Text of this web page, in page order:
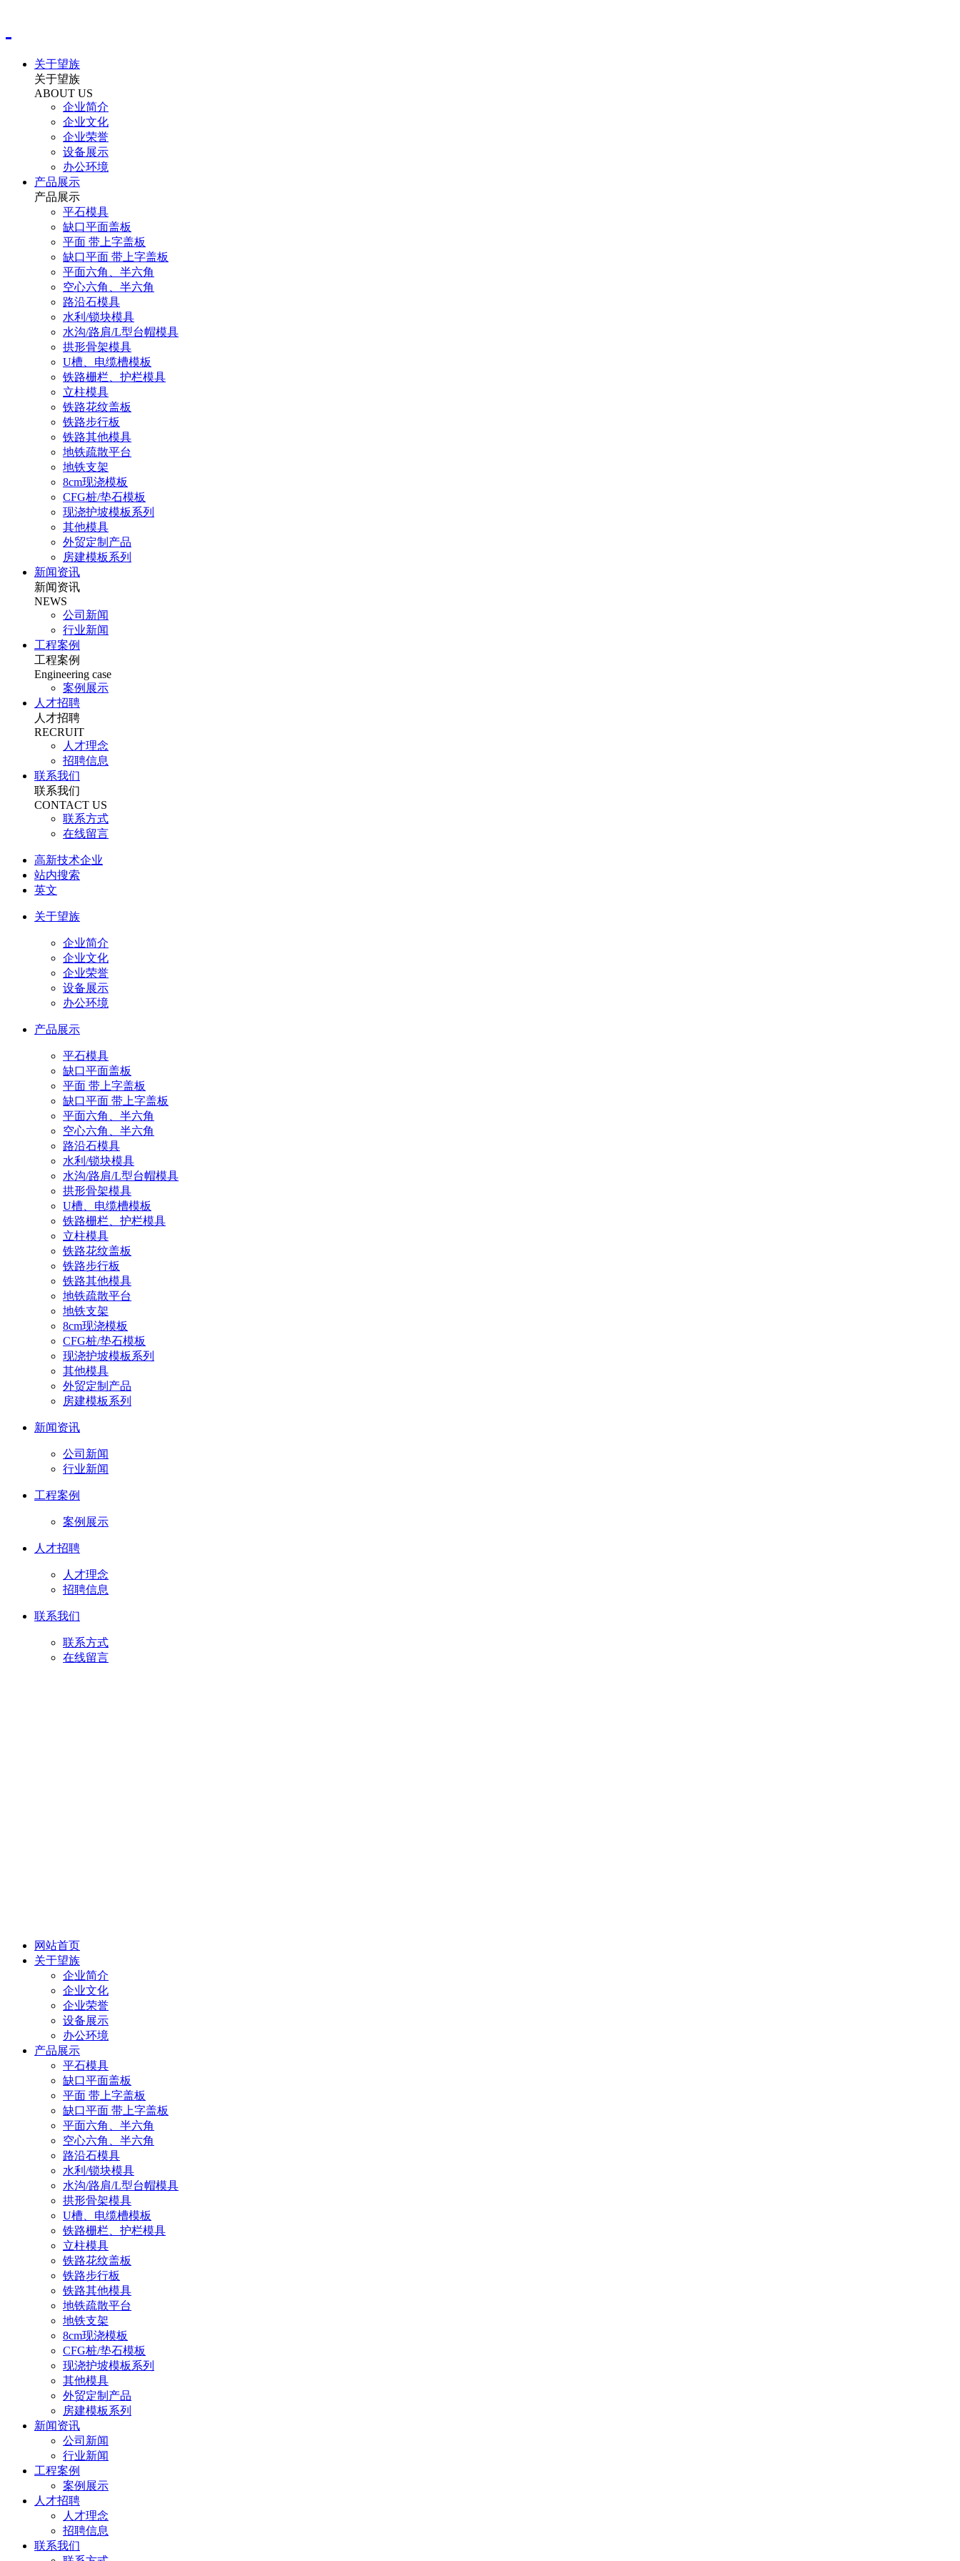
关于望族
关于望族
ABOUT US
企业简介
企业文化
企业荣誉
设备展示
办公环境
产品展示
产品展示
平石模具
缺口平面盖板
平面 带上字盖板
缺口平面 带上字盖板
平面六角、半六角
空心六角、半六角
路沿石模具
水利/锁块模具
水沟/路肩/L型台帽模具
拱形骨架模具
U槽、电缆槽模板
铁路栅栏、护栏模具
立柱模具
铁路花纹盖板
铁路步行板
铁路其他模具
地铁疏散平台
地铁支架
8cm现浇模板
CFG桩/垫石模板
现浇护坡模板系列
其他模具
外贸定制产品
房建模板系列
新闻资讯
新闻资讯
NEWS
公司新闻
行业新闻
工程案例
工程案例
Engineering case
案例展示
人才招聘
人才招聘
RECRUIT
人才理念
招聘信息
联系我们
联系我们
CONTACT US
联系方式
在线留言
高新技术企业
站内搜索
英文
关于望族
企业简介
企业文化
企业荣誉
设备展示
办公环境
产品展示
平石模具
缺口平面盖板
平面 带上字盖板
缺口平面 带上字盖板
平面六角、半六角
空心六角、半六角
路沿石模具
水利/锁块模具
水沟/路肩/L型台帽模具
拱形骨架模具
U槽、电缆槽模板
铁路栅栏、护栏模具
立柱模具
铁路花纹盖板
铁路步行板
铁路其他模具
地铁疏散平台
地铁支架
8cm现浇模板
CFG桩/垫石模板
现浇护坡模板系列
其他模具
外贸定制产品
房建模板系列
新闻资讯
公司新闻
行业新闻
工程案例
案例展示
人才招聘
人才理念
招聘信息
联系我们
联系方式
在线留言
网站首页
关于望族
企业简介
企业文化
企业荣誉
设备展示
办公环境
产品展示
平石模具
缺口平面盖板
平面 带上字盖板
缺口平面 带上字盖板
平面六角、半六角
空心六角、半六角
路沿石模具
水利/锁块模具
水沟/路肩/L型台帽模具
拱形骨架模具
U槽、电缆槽模板
铁路栅栏、护栏模具
立柱模具
铁路花纹盖板
铁路步行板
铁路其他模具
地铁疏散平台
地铁支架
8cm现浇模板
CFG桩/垫石模板
现浇护坡模板系列
其他模具
外贸定制产品
房建模板系列
新闻资讯
公司新闻
行业新闻
工程案例
案例展示
人才招聘
人才理念
招聘信息
联系我们